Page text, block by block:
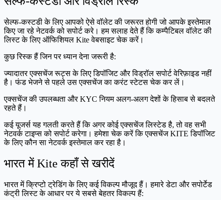
सेल्फ-कस्टडी के लिए आपको ऐसे वॉलेट की जरूरत होगी जो आपके इस्तेमाल
किए जा रहे नेटवर्क को सपोर्ट करे। हम सलाह देते हैं कि कम्पैटिबल वॉलेट की
लिस्ट के लिए ऑफिशियल Kite वेबसाइट चेक करें।
कुछ रिस्क हैं जिन पर ध्यान देना जरूरी है:
ज्यादातर एक्सचेंज रूट्स के लिए डिपॉजिट और विड्रॉल सपोर्ट वेरिफ़ाइड नहीं
है। फंड भेजने से पहले उस एक्सचेंज का करंट स्टेटस चेक कर लें।
एक्सचेंज की उपलब्धता और KYC नियम अलग-अलग देशों के हिसाब से बदलते
रहते हैं।
कई यूजर्स यह गलती करते हैं कि अगर कोई एक्सचेंज लिस्टेड है, तो वह सभी
नेटवर्क टाइप्स को सपोर्ट करेगा। हमेशा चेक करें कि एक्सचेंज KITE डिपॉजिट
के लिए कौन सा नेटवर्क इस्तेमाल कर रहा है।
भारत में Kite कहाँ से खरीदें
भारत में क्रिप्टो ट्रेडिंग के लिए कई विकल्प मौजूद हैं। हमारे डेटा और सपोर्टेड
कंट्री लिस्ट के आधार पर ये सबसे बेहतर विकल्प हैं: